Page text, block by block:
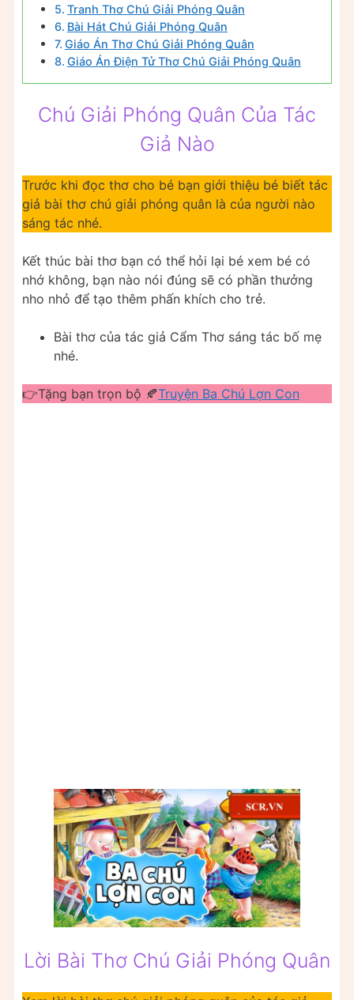
Tranh Thơ Chú Giải Phóng Quân
Bài Hát Chú Giải Phóng Quân
Giáo Án Thơ Chú Giải Phóng Quân
Giáo Án Điện Tử Thơ Chú Giải Phóng Quân
Chú Giải Phóng Quân Của Tác
Giả Nào
Trước khi đọc thơ cho bé bạn giới thiệu bé biết tác
giả bài thơ chú giải phóng quân là của người nào
sáng tác nhé.
Kết thúc bài thơ bạn có thể hỏi lại bé xem bé có
nhớ không, bạn nào nói đúng sẽ có phần thưởng
nho nhỏ để tạo thêm phấn khích cho trẻ.
Bài thơ của tác giả Cẩm Thơ sáng tác bố mẹ
nhé.
👉Tặng bạn trọn bộ 🍂Truyện Ba Chú Lợn Con
Lời Bài Thơ Chú Giải Phóng Quân